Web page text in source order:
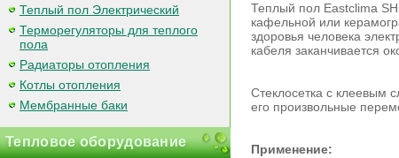
Теплый пол Электрический
Терморегуляторы для теплого
пола
Радиаторы отопления
Котлы отопления
Мембранные баки
Тепловое оборудование
Теплый пол Eastclima
кафельной или
здоровья человека
кабеля заканчивается
Стеклосетка с клеевым
его произвольные
Применение: